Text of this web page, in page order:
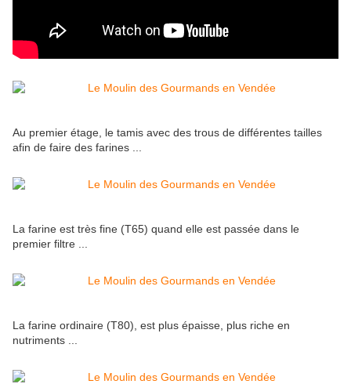
Au premier étage, le tamis avec des trous de différentes tailles
afin de faire des farines ...
La farine est très fine (T65) quand elle est passée dans le
premier filtre ...
La farine ordinaire (T80), est plus épaisse, plus riche en
nutriments ...